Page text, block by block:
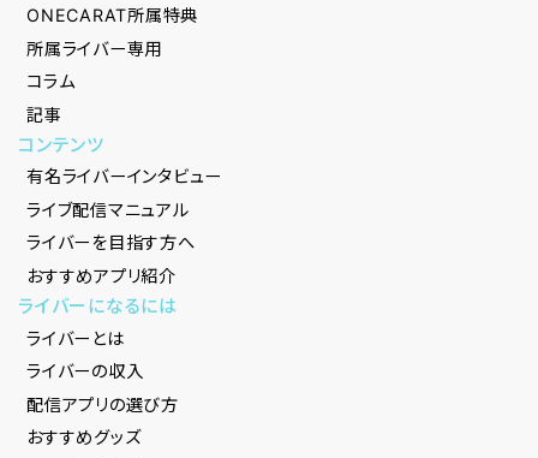
ONECARAT所属特典
所属ライバー専用
コラム
記事
コンテンツ
有名ライバーインタビュー
ライブ配信マニュアル
ライバーを目指す方へ
おすすめアプリ紹介
ライバーになるには
ライバーとは
ライバーの収入
配信アプリの選び方
おすすめグッズ